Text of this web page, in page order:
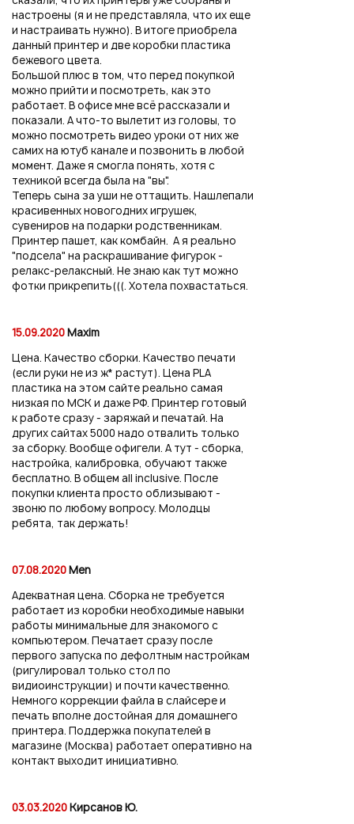
настроены (я и не представляла, что их еще
и настраивать нужно). В итоге приобрела
данный принтер и две коробки пластика
бежевого цвета.
Большой плюс в том, что перед покупкой
можно прийти и посмотреть, как это
работает. В офисе мне всё рассказали и
показали. А что-то вылетит из головы, то
можно посмотреть видео уроки от них же
самих на ютуб канале и позвонить в любой
момент. Даже я смогла понять, хотя с
техникой всегда была на "вы".
Теперь сына за уши не оттащить. Нашлепали
красивенных новогодних игрушек,
сувениров на подарки родственникам.
Принтер пашет, как комбайн. А я реально
"подсела" на раскрашивание фигурок -
релакс-релаксный. Не знаю как тут можно
фотки прикрепить(((. Хотела похвастаться.
15.09.2020Maxim
Цена. Качество сборки. Качество печати
(если руки не из ж* растут). Цена PLA
пластика на этом сайте реально самая
низкая по МСК и даже РФ. Принтер готовый
к работе сразу - заряжай и печатай. На
других сайтах 5000 надо отвалить только
за сборку. Вообще офигели. А тут - сборка,
настройка, калибровка, обучают также
бесплатно. В общем all inclusive. После
покупки клиента просто облизывают -
звоню по любому вопросу. Молодцы
ребята, так держать!
07.08.2020Men
Адекватная цена. Сборка не требуется
работает из коробки необходимые навыки
работы минимальные для знакомого с
компьютером. Печатает сразу после
первого запуска по дефолтным настройкам
(ригулировал только стол по
видиоинструкции) и почти качественно.
Немного коррекции файла в слайсере и
печать вполне достойная для домашнего
принтера. Поддержка покупателей в
магазине (Москва) работает оперативно на
контакт выходит инициативно.
03.03.2020Кирсанов Ю.